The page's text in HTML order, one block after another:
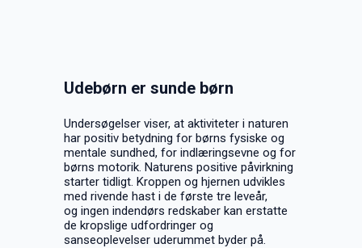
Udebørn er sunde børn
Undersøgelser viser, at aktiviteter i naturen
har positiv betydning for børns fysiske og
mentale sundhed, for indlæringsevne og for
børns motorik. Naturens positive påvirkning
starter tidligt. Kroppen og hjernen udvikles
med rivende hast i de første tre leveår,
og ingen indendørs redskaber kan erstatte
de kropslige udfordringer og
sanseoplevelser uderummet byder på.